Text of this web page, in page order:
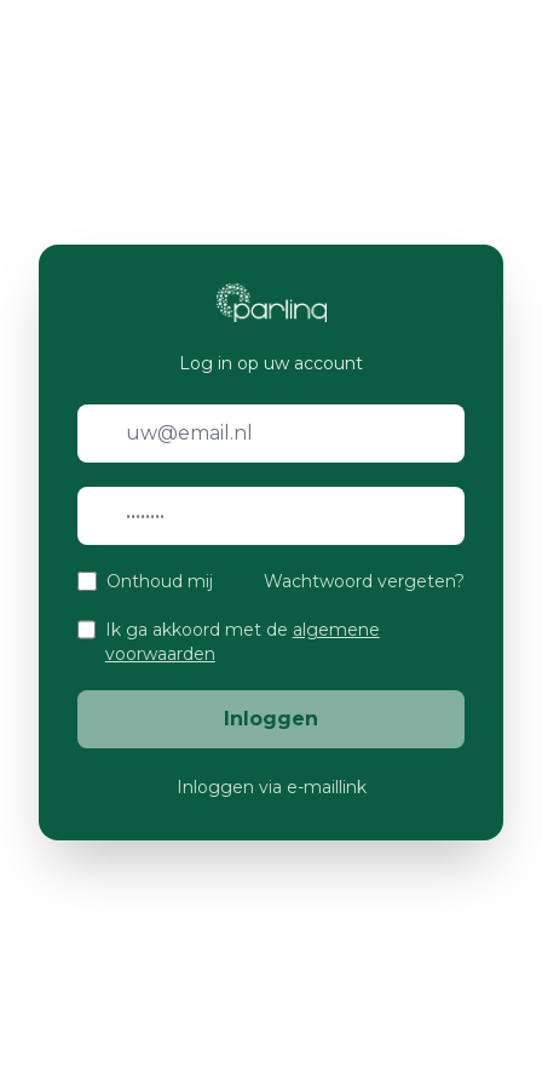
Log in op uw account
Onthoud mij Wachtwoord vergeten?
Ik ga akkoord met de algemene
voorwaarden
Inloggen
Inloggen via e-maillink